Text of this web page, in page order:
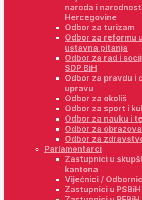
naroda i
Hercegovine
Odbor za turizam
Odbor za reformu
ustavna pitanja
Odbor za rad i
SDP BiH
Odbor za pravdu i
upravu
Odbor za okoliš
Odbor za sport i
Odbor za nauku i
Odbor za
Odbor za
Parlamentarci
Zastupnici u
kantona
Vijećnici /
Zastupnici u PSBiH